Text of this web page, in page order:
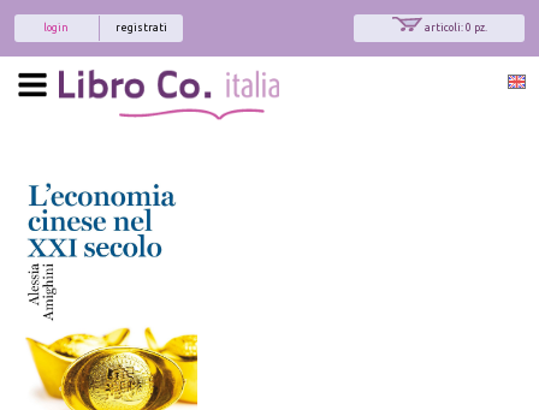
articoli: 0 pz.
registrati
login